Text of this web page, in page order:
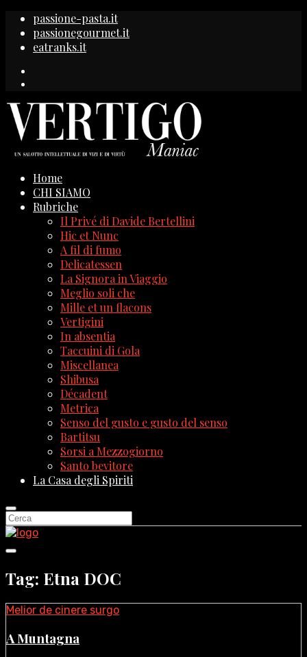
passione-pasta.it
passionegourmet.it
eatranks.it
Home
CHI SIAMO
Rubriche
Il Privé di Davide Bertellini
Hic et Nunc
A fil di fumo
Delicatessen
La Signora in Viaggio
Meglio soli che
Mille et un flacons
Vertigini
In absentia
Taccuini di Gola
Miscellanea
Shibusa
Décadent
Metrica
Senso del gusto e gusto del senso
Bartitsu
Sorsi a Mezzogiorno
Santo bevitore
La Casa degli Spiriti
Tag: Etna DOC
Melior de cinere surgo
A Muntagna